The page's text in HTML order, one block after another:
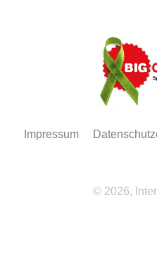
Impressum
© 2026,